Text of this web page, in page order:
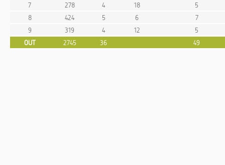
7
278 4 18
5
8
424 5 6
7
9
319 4 12
5
OUT
2745 36 49